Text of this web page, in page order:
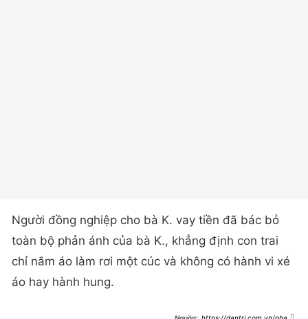
Người đồng nghiệp cho bà K. vay tiền đã bác bỏ
toàn bộ phản ánh của bà K., khẳng định con trai
chỉ nắm áo làm rơi một cúc và không có hành vi xé
áo hay hành hung.